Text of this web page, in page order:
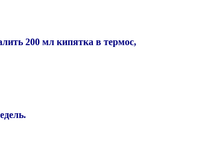
200 мл кипятка в термос,